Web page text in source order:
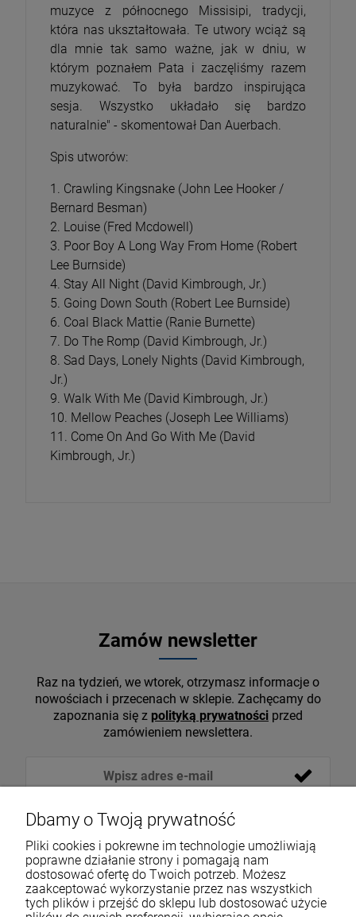
muzyce z północnego Missisipi, tradycji,
która nas ukształtowała. Te utwory wciąż są
dla mnie tak samo ważne, jak w dniu, w
którym poznałem Pata i zaczęliśmy razem
muzykować. To była bardzo inspirująca
sesja. Wszystko układało się bardzo
naturalnie" - skomentował Dan Auerbach.
Spis utworów:
1. Crawling Kingsnake (John Lee Hooker /
Bernard Besman)
2. Louise (Fred Mcdowell)
3. Poor Boy A Long Way From Home (Robert
Lee Burnside)
4. Stay All Night (David Kimbrough, Jr.)
5. Going Down South (Robert Lee Burnside)
6. Coal Black Mattie (Ranie Burnette)
7. Do The Romp (David Kimbrough, Jr.)
8. Sad Days, Lonely Nights (David Kimbrough,
Jr.)
9. Walk With Me (David Kimbrough, Jr.)
10. Mellow Peaches (Joseph Lee Williams)
11. Come On And Go With Me (David
Kimbrough, Jr.)
Zamów newsletter
Raz na tydzień, we wtorek, otrzymasz informacje o
nowościach i przecenach w sklepie. Zachęcamy do
zapoznania się z polityką prywatności przed
zamówieniem newslettera.
VOICESHOP.PL
Dbamy o Twoją prywatność
Pliki cookies i pokrewne im technologie umożliwiają
poprawne działanie strony i pomagają nam
dostosować ofertę do Twoich potrzeb. Możesz
zaakceptować wykorzystanie przez nas wszystkich
tych plików i przejść do sklepu lub dostosować użycie